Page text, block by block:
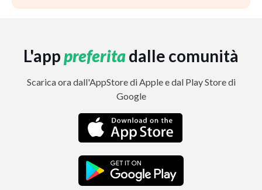
L'apppreferitadalle comunità
Scarica ora dall'AppStore di Apple e dal Play Store di
Google